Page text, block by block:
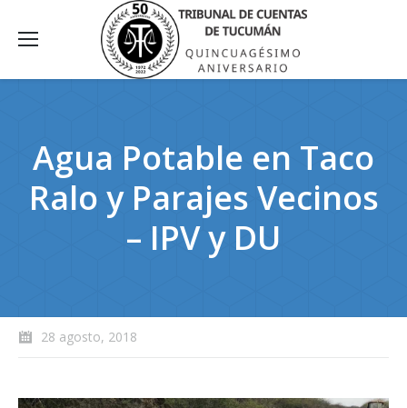
Agua Potable en Taco
Ralo y Parajes Vecinos
– IPV y DU
28 agosto, 2018